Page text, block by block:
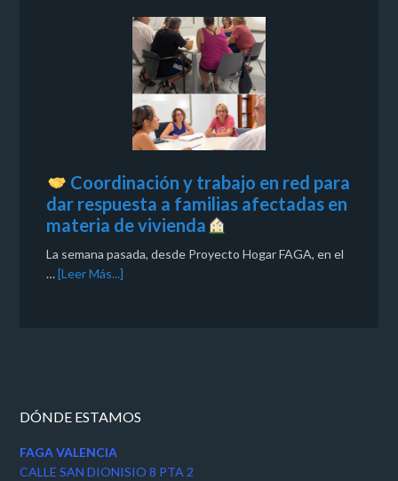
Coordinación y trabajo en red para
dar respuesta a familias afectadas en
materia de vivienda
La semana pasada, desde Proyecto Hogar FAGA, en el
…[Leer Más...]
DÓNDE ESTAMOS
FAGA VALENCIA
CALLE SAN DIONISIO 8 PTA 2